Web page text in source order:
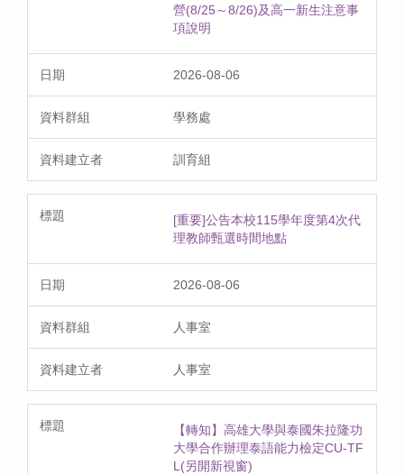
營(8/25～8/26)及高一新生注意事
項說明
2026-08-06
學務處
訓育組
[重要]公告本校115學年度第4次代
理教師甄選時間地點
2026-08-06
人事室
人事室
【轉知】高雄大學與泰國朱拉隆功
大學合作辦理泰語能力檢定CU-TF
L(另開新視窗)